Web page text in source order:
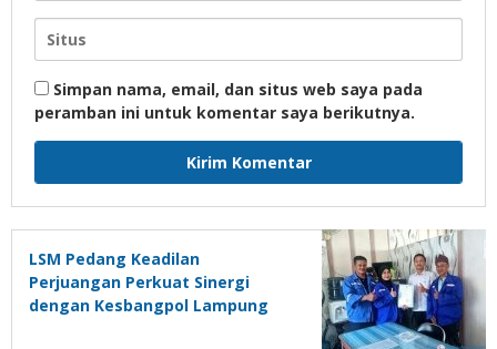
Simpan nama, email, dan situs web saya pada
peramban ini untuk komentar saya berikutnya.
LSM Pedang Keadilan
Perjuangan Perkuat Sinergi
dengan Kesbangpol Lampung